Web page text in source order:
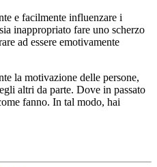
e facilmente influenzare i
inappropriato fare uno scherzo
ad essere emotivamente
la motivazione delle persone,
altri da parte. Dove in passato
fanno. In tal modo, hai